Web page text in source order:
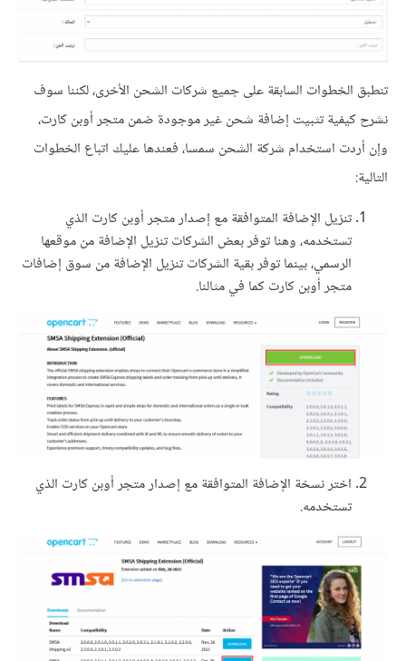
تنطبق الخطوات السابقة على جميع شركات الشحن الأخرى، لكننا سوف
نشرح كيفية تثبيت إضافة شحن غير موجودة ضمن متجر أوبن كارت،
وإن أردت استخدام شركة الشحن سمسا، فعندها عليك اتباع الخطوات
التالية:
تنزيل الإضافة المتوافقة مع إصدار متجر أوبن كارت الذي
تستخدمه، وهنا توفر بعض الشركات تنزيل الإضافة من موقعها
الرسمي، بينما توفر بقية الشركات تنزيل الإضافة من سوق إضافات
متجر أوبن كارت كما في مثالنا.
اختر نسخة الإضافة المتوافقة مع إصدار متجر أوبن كارت الذي
تستخدمه.